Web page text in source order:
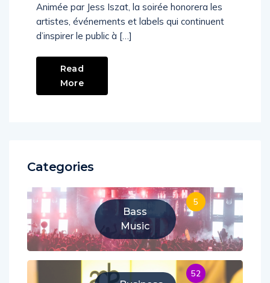
Animée par Jess Iszat, la soirée honorera les
artistes, événements et labels qui continuent
d’inspirer le public à […]
Read
More
Categories
Bass
Music
5
52